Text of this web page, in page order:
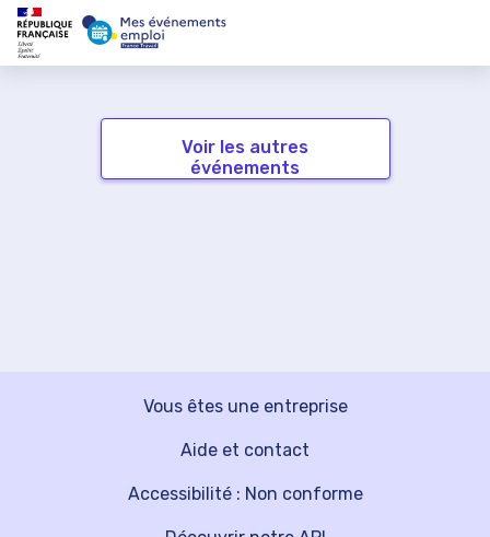
Voir les autres
événements
Vous êtes une entreprise
Aide et contact
Accessibilité : Non conforme